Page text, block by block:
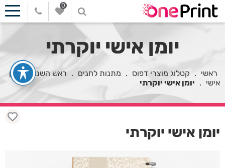
0
יומן אישי יוקרתי
ראשי . קטלוג מוצרי דפוס . מתנות לחגים . ראש השנה . יומן
אישי . יומן אישי יוקרתי
יומן אישי יוקרתי